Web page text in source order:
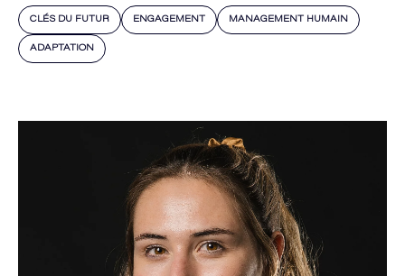
CLÉS DU FUTUR ENGAGEMENT MANAGEMENT HUMAIN
ADAPTATION